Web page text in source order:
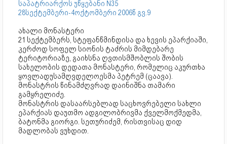
საპატრიარქოს უწყებანი N35
28სექტემბერი-4ოქტომბერი 2006წ გვ.9
ახალი მონასტერი
21 სექტემბერს, სტეფანწმინდისა და ხევის ეპარქიაში,
კერძოდ სოფელ სიონის ტაძრის მიმდებარე
ტერიტორიაზე, გაიხსნა ღვთისმშობლის შობის
სახელობის დედათა მონასტერი, რომელიც აკურთხა
ყოვლადუსამღვდელოესმა პეტრემ (ცაავა).
მონასტრის წინამძღვრად დაინიშნა თამარი
გამყრელიძე.
მონასტრის დასაარსებლად საცხოვრებელი სახლი
ეპარქიას დაუთმო ადგილობრივმა ქველმოქმედმა,
ბატონმა გიორგი. სეთურიძემ, რისთვისაც დიდ
მადლობას ვუხდით.